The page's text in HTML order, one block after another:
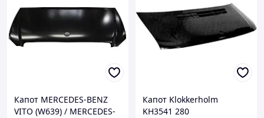
Капот MERCEDES-BENZ
VITO (W639) / MERCEDES-
Капот Klokkerholm
KH3541 280